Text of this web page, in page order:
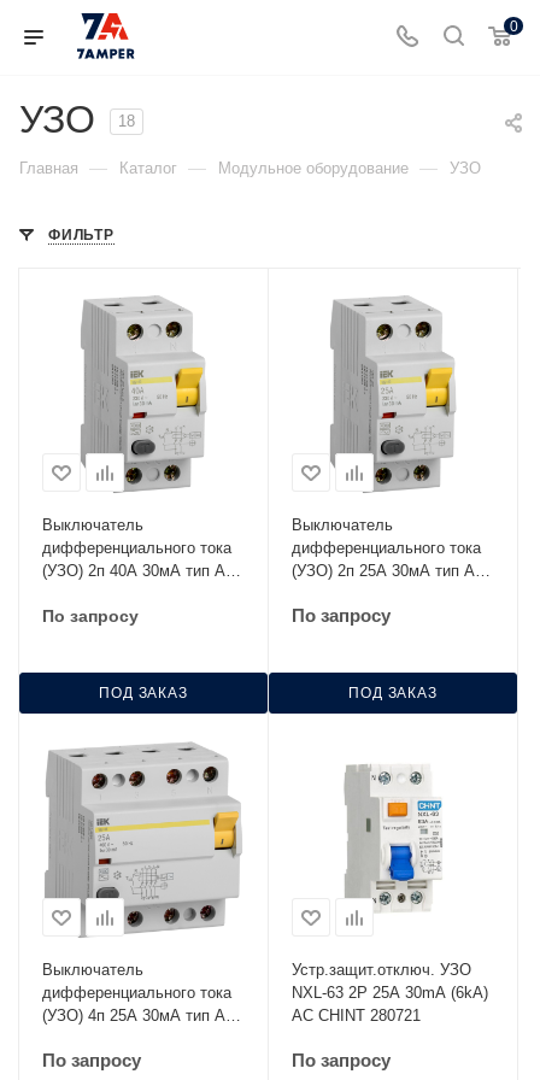
0
УЗО 18
Главная — Каталог — Модульное оборудование — УЗО
ФИЛЬТР
Выключатель
дифференциального тока
(УЗО) 2п 40А 30мА тип AC
030
По запросу
ПОД ЗАКАЗ
Выключатель
дифференциального тока
(УЗО) 2п 25А 30мА тип AC
030
По запросу
ПОД ЗАКАЗ
Выключатель
дифференциального тока
(УЗО) 4п 25А 30мА тип AC
030
По запросу
Устр.защит.отключ. УЗО
NXL-63 2P 25A 30mA (6kA)
AC CHINT 280721
По запросу